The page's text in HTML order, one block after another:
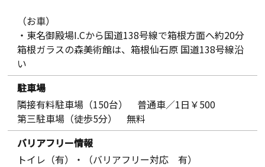
（お車）
・東名御殿場I.Cから国道138号線で箱根方面へ約20分
箱根ガラスの森美術館は、箱根仙石原 国道138号線沿
い
駐車場
隣接有料駐車場（150台） 普通車／1日￥500
第三駐車場（徒歩5分） 無料
バリアフリー情報
トイレ（有）・（バリアフリー対応 有）